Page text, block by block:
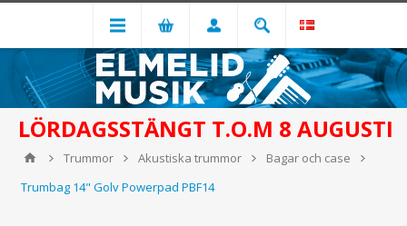
LÖRDAGSSTÄNGT T.O.M 8 AUGUSTI
Trummor Akustiska trummor
Bagar och case
Trumbag 14" Golv Powerpad PBF14